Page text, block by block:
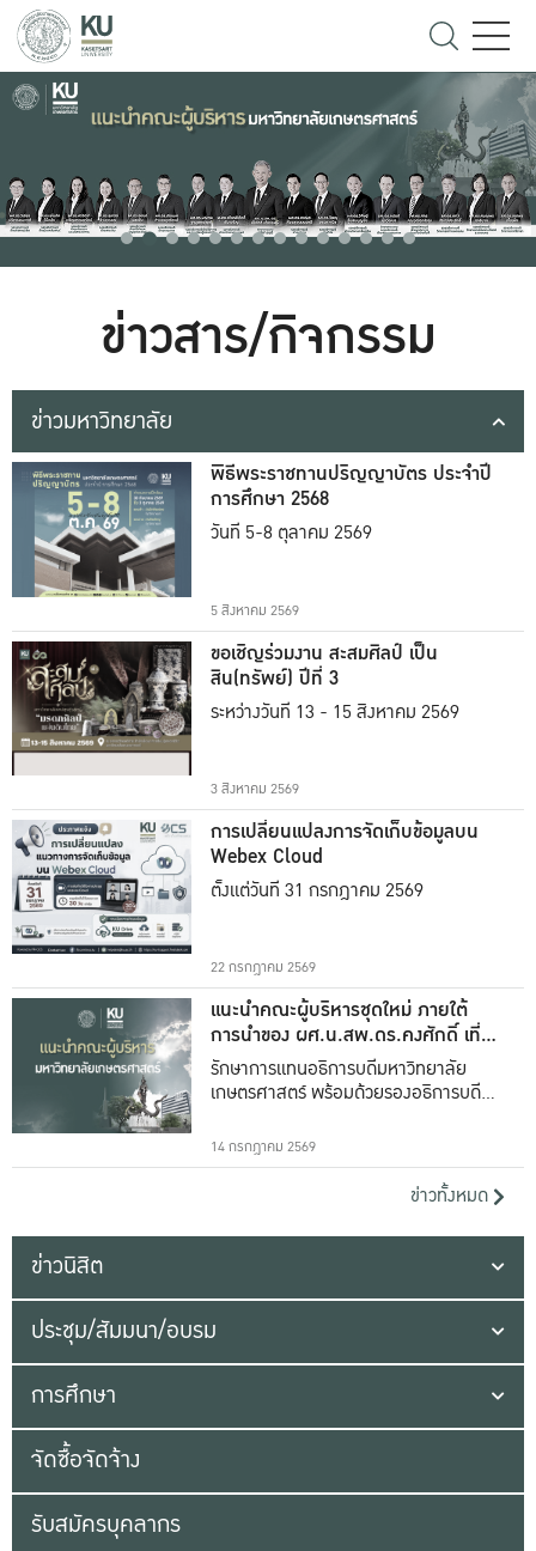
ข่าวสาร/กิจกรรม
ข่าวมหาวิทยาลัย
พิธีพระราชทานปริญญาบัตร ประจำปี
การศึกษา 2568
วันที่ 5-8 ตุลาคม 2569
5 สิงหาคม 2569
ขอเชิญร่วมงาน สะสมศิลป์ เป็น
สิน(ทรัพย์) ปีที่ 3
ระหว่างวันที่ 13 - 15 สิงหาคม 2569
3 สิงหาคม 2569
การเปลี่ยนแปลงการจัดเก็บข้อมูลบน
Webex Cloud
ตั้งแต่วันที่ 31 กรกฎาคม 2569
22 กรกฎาคม 2569
แนะนำคณะผู้บริหารชุดใหม่ ภายใต้
การนำของ ผศ.น.สพ.ดร.คงศักดิ์ เที่ยง
ธรรม
รักษาการแทนอธิการบดีมหาวิทยาลัย
เกษตรศาสตร์ พร้อมด้วยรองอธิการบดีทั้ง
14 กรกฎาคม 2569
ข่าวทั้งหมด
ข่าวนิสิต
ประชุม/สัมมนา/อบรม
การศึกษา
จัดซื้อจัดจ้าง
รับสมัครบุคลากร